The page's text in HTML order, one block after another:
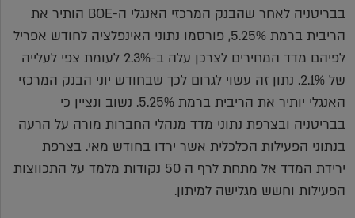
בבריטניה לאחר שהבנק המרכזי האנגלי ה-BOE הותיר את
הריבית ברמת 5.25%, פורסמו נתוני האינפלציה לחודש אפריל
לפיהם מדד המחירים לצרכן עלה ב-2.3% לעומת צפי לעלייה
של 2.1%. נתון זה עשוי לגרום לכך שבחודש יוני הבנק המרכזי
האנגלי יותיר את הריבית ברמת 5.25%. נשוב ונציין כי
בבריטניה ובצרפת נתוני מדד מנהלי החברות מורה על הרעה
בנתוני הפעילות הכלכלית אשר ירדו בחודש מאי. בצרפת
ירידת המדד אל מתחת לרף ה 50 נקודות מלמד על התכווצות
הפעילות וחשש מגלישה למיתון.